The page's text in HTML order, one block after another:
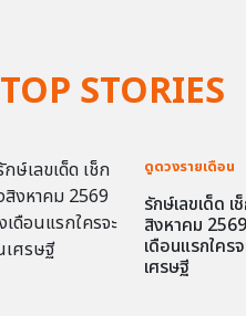
TOP STORIES
ดูดวงรายเดือน
รักษ์เลขเด็ด เ
สิงหาคม
เดือนแรกใครจ
เศรษฐี